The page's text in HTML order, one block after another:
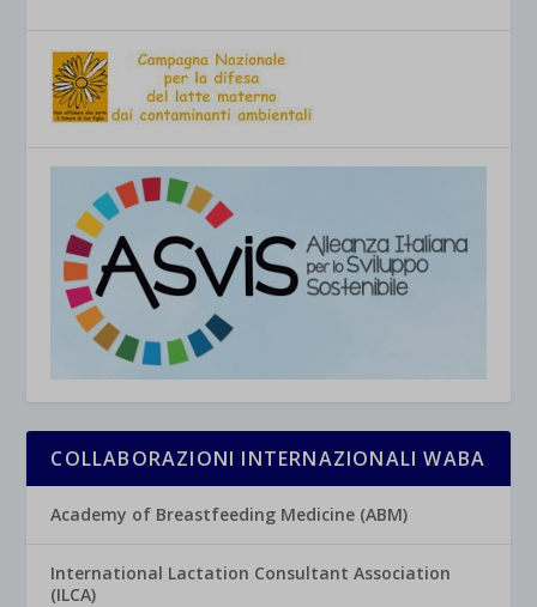
COLLABORAZIONI INTERNAZIONALI WABA
Academy of Breastfeeding Medicine (ABM)
International Lactation Consultant Association
(ILCA)